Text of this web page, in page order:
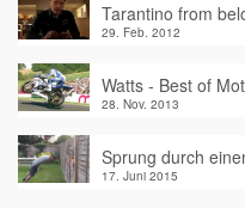
Tarantino from
29. Feb. 2012
Watts - Best of
28. Nov. 2013
Sprung durch
17. Juni 2015